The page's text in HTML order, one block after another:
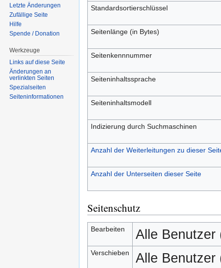
Standardsortierschlüssel
Seitenlänge (in Bytes)
Seitenkennnummer
Seiteninhaltssprache
Seiteninhaltsmodell
Indizierung durch Suchmaschinen
Anzahl der Weiterleitungen zu dieser
Anzahl der Unterseiten dieser Seite
Seitenschutz
Bearbeiten Alle Benutzer
Verschieben Alle Benutzer
Letzte Änderungen
Zufällige Seite
Hilfe
Spende / Donation
Werkzeuge
Links auf diese Seite
Änderungen an
verlinkten Seiten
Spezialseiten
Seiten­informationen